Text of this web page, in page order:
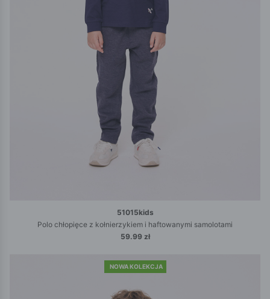
51015kids
Polo chłopięce z kołnierzykiem i haftowanymi samolotami
59.99 zł
NOWA KOLEKCJA